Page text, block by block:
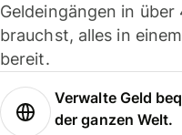
Geldeingängen in über
brauchst, alles in
bereit.
Verwalte Geld
der ganzen Welt.